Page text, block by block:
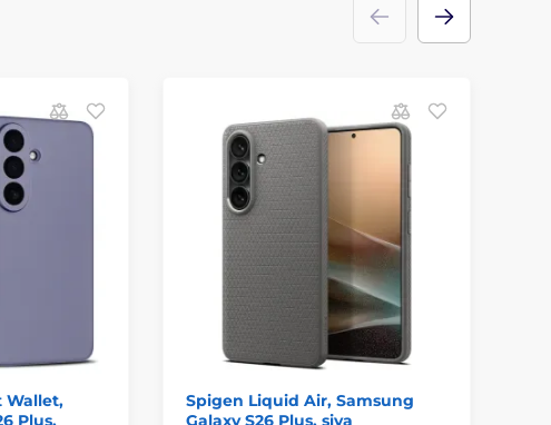
Wallet,
Plus,
Spigen Liquid Air, Samsung
Galaxy S26 Plus, siva